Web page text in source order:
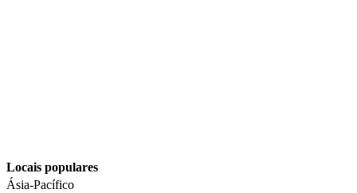
Locais populares​​
Ásia-Pacífico​​